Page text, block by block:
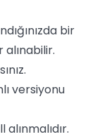
bir
alınabilir.
versiyonu